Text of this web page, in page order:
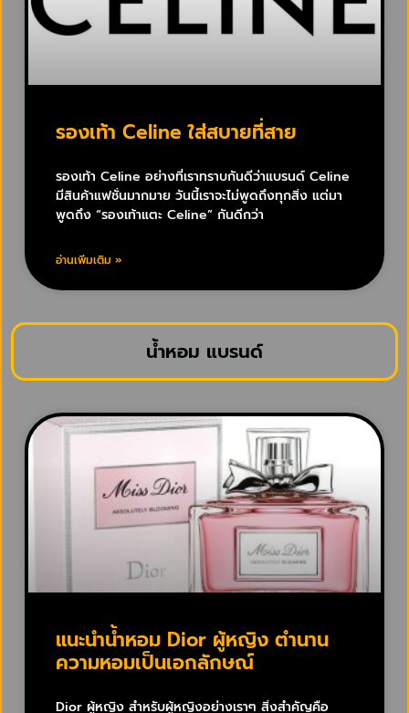
รองเท้า Celine ใส่สบายที่สาย
รองเท้า Celine อย่างที่เราทราบกันดีว่าแบรนด์ Celine
มีสินค้าแฟชั่นมากมาย วันนี้เราจะไม่พูดถึงทุกสิ่ง แต่มา
พูดถึง “รองเท้าแตะ Celine” กันดีกว่า
อ่านเพิ่มเติม »
น้ำหอม แบรนด์
แนะนำน้ำหอม Dior ผู้หญิง ตำนาน
ความหอมเป็นเอกลักษณ์
Dior ผู้หญิง สำหรับผู้หญิงอย่างเราๆ สิ่งสำคัญคือ